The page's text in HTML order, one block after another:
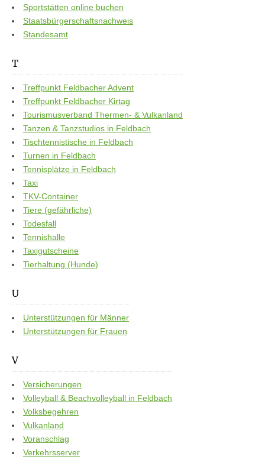
Sportstätten online buchen
Staatsbürgerschaftsnachweis
Standesamt
T
Treffpunkt Feldbacher Advent
Treffpunkt Feldbacher Kirtag
Tourismusverband Thermen- & Vulkanland
Tanzen & Tanzstudios in Feldbach
Tischtennistische in Feldbach
Turnen in Feldbach
Tennisplätze in Feldbach
Taxi
TKV-Container
Tiere (gefährliche)
Todesfall
Tennishalle
Taxigutscheine
Tierhaltung (Hunde)
U
Unterstützungen für Männer
Unterstützungen für Frauen
V
Versicherungen
Volleyball & Beachvolleyball in Feldbach
Volksbegehren
Vulkanland
Voranschlag
Verkehrsserver